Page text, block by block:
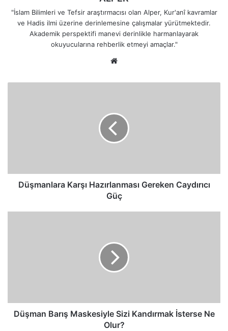
"İslam Bilimleri ve Tefsir araştırmacısı olan Alper, Kur'anî kavramlar
ve Hadis ilmi üzerine derinlemesine çalışmalar yürütmektedir.
Akademik perspektifi manevi derinlikle harmanlayarak
okuyucularına rehberlik etmeyi amaçlar."
Düşmanlara Karşı Hazırlanması Gereken Caydırıcı
Güç
Düşman Barış Maskesiyle Sizi Kandırmak İsterse Ne
Olur?